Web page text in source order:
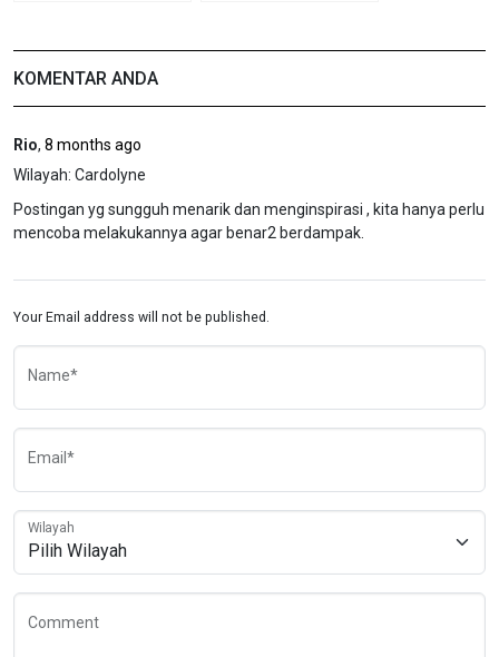
KOMENTAR ANDA
Rio, 8 months ago
Wilayah: Cardolyne
Postingan yg sungguh menarik dan menginspirasi , kita hanya perlu
mencoba melakukannya agar benar2 berdampak.
Your Email address will not be published.
Name*
Email*
Wilayah
Comment